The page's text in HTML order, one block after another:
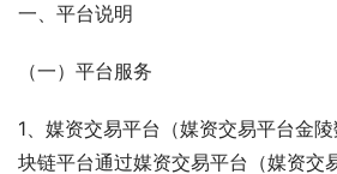
一、平台说明
（一）平台服务
1、媒资交易平台（媒资交易平台金
块链平台通过媒资交易平台（媒资交